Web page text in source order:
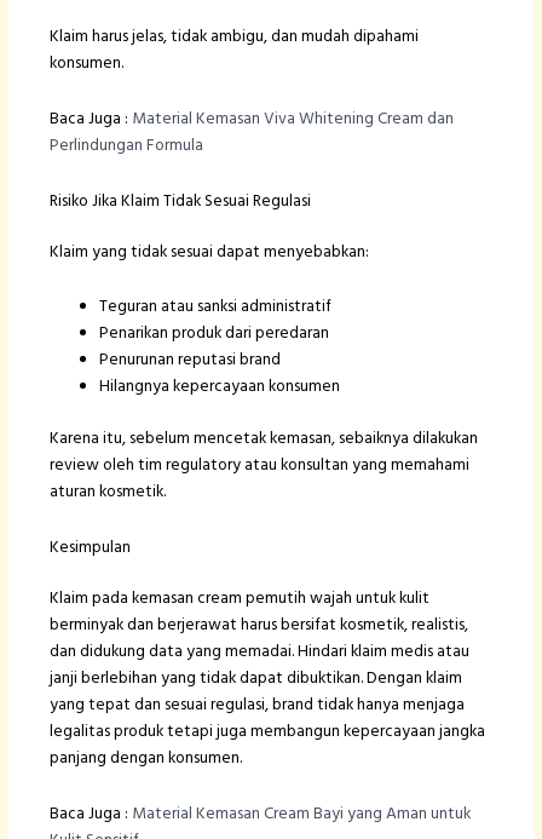
Klaim harus jelas, tidak ambigu, dan mudah dipahami
konsumen.
Baca Juga : Material Kemasan Viva Whitening Cream dan
Perlindungan Formula
Risiko Jika Klaim Tidak Sesuai Regulasi
Klaim yang tidak sesuai dapat menyebabkan:
Teguran atau sanksi administratif
Penarikan produk dari peredaran
Penurunan reputasi brand
Hilangnya kepercayaan konsumen
Karena itu, sebelum mencetak kemasan, sebaiknya dilakukan
review oleh tim regulatory atau konsultan yang memahami
aturan kosmetik.
Kesimpulan
Klaim pada kemasan cream pemutih wajah untuk kulit
berminyak dan berjerawat harus bersifat kosmetik, realistis,
dan didukung data yang memadai. Hindari klaim medis atau
janji berlebihan yang tidak dapat dibuktikan. Dengan klaim
yang tepat dan sesuai regulasi, brand tidak hanya menjaga
legalitas produk tetapi juga membangun kepercayaan jangka
panjang dengan konsumen.
Baca Juga : Material Kemasan Cream Bayi yang Aman untuk